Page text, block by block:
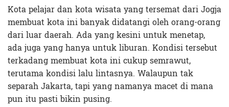
Kota pelajar dan kota wisata yang tersemat dari Jogja
membuat kota ini banyak didatangi oleh orang-orang
dari luar daerah. Ada yang kesini untuk menetap,
ada juga yang hanya untuk liburan. Kondisi tersebut
terkadang membuat kota ini cukup semrawut,
terutama kondisi lalu lintasnya. Walaupun tak
separah Jakarta, tapi yang namanya macet di mana
pun itu pasti bikin pusing.